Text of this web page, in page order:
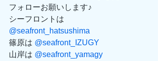
フォローお願いします♪
シーフロントは
@seafront_hatsushima
篠原は @seafront_IZUGY
山岸は @seafront_yamagy